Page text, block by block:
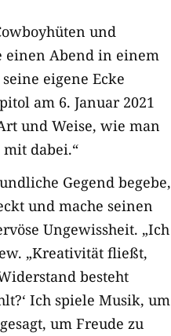
und
einen Abend in einem
eigene Ecke
am 6. Januar 2021
und Weise, wie man
mit dabei.“
Gegend begebe,
und mache seinen
Ungewissheit. „Ich
„Kreativität fließt,
besteht
Ich spiele Musik, um
um Freude zu